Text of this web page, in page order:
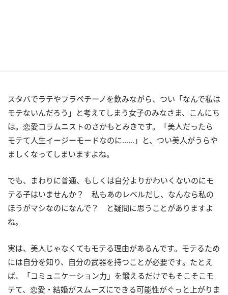
スタバでラテやフラペチーノを飲みながら、つい「なんで私は
モテないんだろう」と考えてしまう女子のみなさま、こんにち
は。恋愛コラムニストのさかもとみきです。「美人だったら
モテて人生イージーモードなのに……」と、つい美人がうらや
ましくなってしまいますよね。
でも、まわりに普通、もしくは自分よりかわいくないのにモ
テる子はいませんか？ 私もあのレベルだし、なんなら私の
ほうがマシなのになんで？ と疑問に思うことがありますよ
ね。
実は、美人じゃなくてもモテる理由があるんです。モテるため
には自分を知り、自分の武器を持つことが必要です。たとえ
ば、「コミュニケーション力」を鍛えるだけでもそこそこモ
テて、恋愛・結婚がスムーズにできる可能性がぐっと上がりま